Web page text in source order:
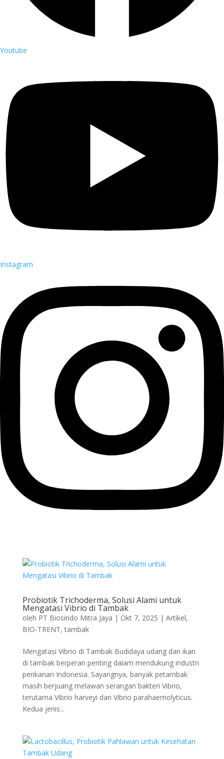
Youtube
Instagram
Probiotik Trichoderma, Solusi Alami untuk
Mengatasi Vibrio di Tambak
oleh PT Biosindo Mitra Jaya | Okt 7, 2025 | Artikel,
BIO-TRENT,tambak
Mengatasi Vibrio di Tambak Budidaya udang dan ikan
di tambak berperan penting dalam mendukung industri
perikanan Indonesia. Sayangnya, banyak petambak
masih berjuang melawan serangan bakteri Vibrio,
terutama Vibrio harveyi dan Vibrio parahaemolyticus.
Kedua jenis...